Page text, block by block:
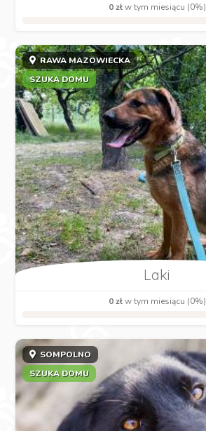
0 złw tym miesiącu (0%)
RAWA MAZOWIECKA
SZUKA DOMU
Laki
0 złw tym miesiącu (0%)
SOMPOLNO
SZUKA DOMU